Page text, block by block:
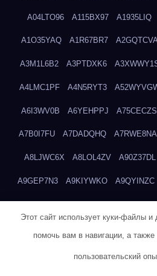
A04LTO96 A115BX97 A1935LIQ
A1O35YAQ A1R67BR7
A3M1L6B2 A3PTDXK6
A4LMC1PF A4N5RYT3
A6I3WV0B A6YEHPPJ A75CECZS
A7B0I7FU A7DADQHQ A7RWE8NA
A8LJWC6X A8LOL4ZV A90Z37DL
A9GEP7N3 A9KIYWKO A9QYINZC
ADMVWTS8
Этот сайт использует куки-файлы и
помочь вам в навигации, а
пользовательский